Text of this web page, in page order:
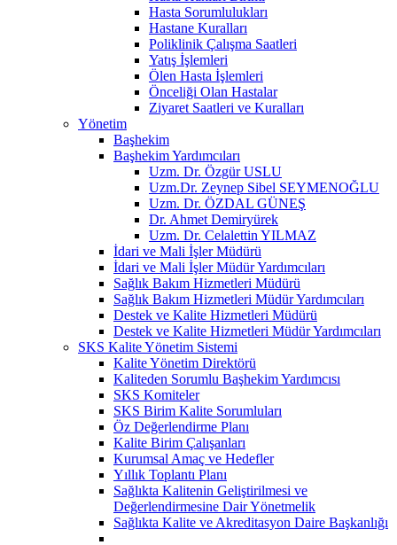
Hasta Sorumlulukları
Hastane Kuralları
Poliklinik Çalışma Saatleri
Yatış İşlemleri
Ölen Hasta İşlemleri
Önceliği Olan Hastalar
Ziyaret Saatleri ve Kuralları
Yönetim
Başhekim
Başhekim Yardımcıları
Uzm. Dr. Özgür USLU
Uzm.Dr. Zeynep Sibel SEYMENOĞLU
Uzm. Dr. ÖZDAL GÜNEŞ
Dr. Ahmet Demiryürek
Uzm. Dr. Celalettin YILMAZ
İdari ve Mali İşler Müdürü
İdari ve Mali İşler Müdür Yardımcıları
Sağlık Bakım Hizmetleri Müdürü
Sağlık Bakım Hizmetleri Müdür Yardımcıları
Destek ve Kalite Hizmetleri Müdürü
Destek ve Kalite Hizmetleri Müdür Yardımcıları
SKS Kalite Yönetim Sistemi
Kalite Yönetim Direktörü
Kaliteden Sorumlu Başhekim Yardımcısı
SKS Komiteler
SKS Birim Kalite Sorumluları
Öz Değerlendirme Planı
Kalite Birim Çalışanları
Kurumsal Amaç ve Hedefler
Yıllık Toplantı Planı
Sağlıkta Kalitenin Geliştirilmesi ve
Değerlendirmesine Dair Yönetmelik
Sağlıkta Kalite ve Akreditasyon Daire Başkanlığı